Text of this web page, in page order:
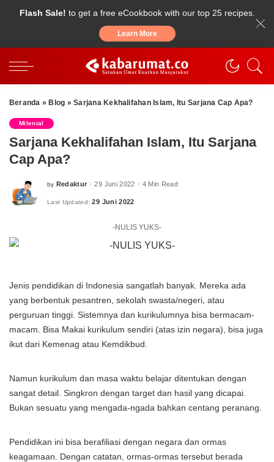
Flash Sale! to get a free eCookbook with our top 25 recipes.
Learn More
Beranda » Blog »Sarjana Kekhalifahan Islam, Itu Sarjana Cap Apa?
Milenial
Sarjana Kekhalifahan Islam, Itu Sarjana
Cap Apa?
Posted
by Redaktur 29 Juni 2022 4 Min Read
Last Updated: 29 Juni 2022
-NULIS YUKS-
Jenis pendidikan di Indonesia sangatlah banyak. Mereka ada
yang berbentuk pesantren, sekolah swasta/negeri, atau
perguruan tinggi. Sistemnya dan kurikulumnya bisa bermacam-
macam. Bisa Makai kurikulum sendiri (atas izin negara), bisa juga
ikut dari Kemenag atau Kemdikbud.
Namun kurikulum dan masa waktu belajar ditentukan dengan
sangat detail. Singkron dengan target dan hasil yang dicapai.
Bukan sesuatu yang mengada-ngada bahkan centang peranang.
Pendidikan ini bisa berafiliasi dengan negara dan ormas
keagamaan. Dengan catatan, ormas-ormas tersebut berada